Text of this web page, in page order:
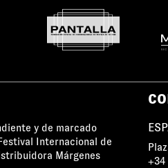
y de marcado
Internacional de
Márgenes
+34